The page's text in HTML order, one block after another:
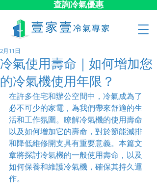
查詢冷氣優惠
冷氣使用壽命｜如何增加您
的冷氣機使用年限？
2月11日
在許多住宅和辦公空間中，冷氣成為了
必不可少的家電，為我們帶來舒適的生
活和工作氛圍。瞭解冷氣機的使用壽命
以及如何增加它的壽命，對於節能減排
和降低維修開支具有重要意義。本篇文
章將探討冷氣機的一般使用壽命，以及
如何保養和維護冷氣機，確保其持久運
作。